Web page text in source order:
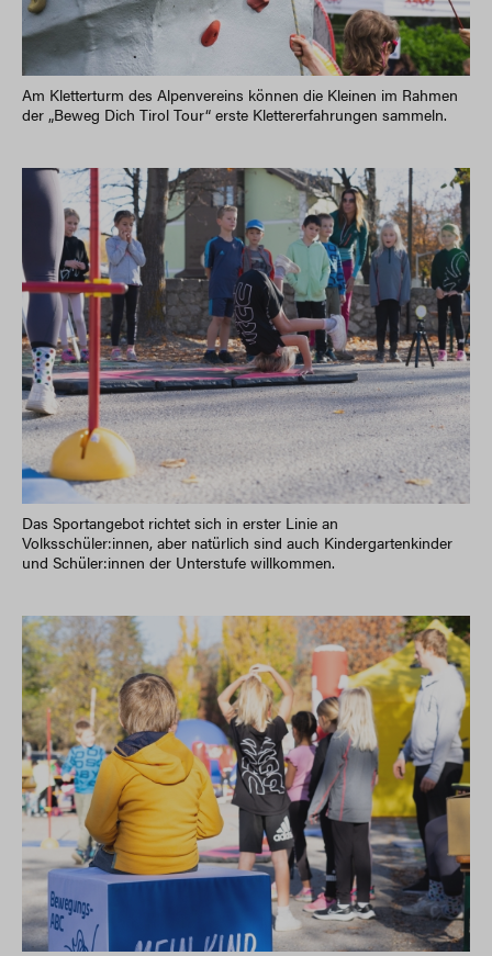
Am Kletterturm des Alpenvereins können die Kleinen im Rahmen
der „Beweg Dich Tirol Tour“ erste Klettererfahrungen sammeln.
Das Sportangebot richtet sich in erster Linie an
Volksschüler:innen, aber natürlich sind auch Kindergartenkinder
und Schüler:innen der Unterstufe willkommen.